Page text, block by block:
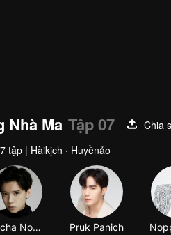
Nhà Ma Tập 07
Chia
tập | Hàikịch · Huyềnảo
Kacha Nontanun Anchuleepradit
Pruk Panich